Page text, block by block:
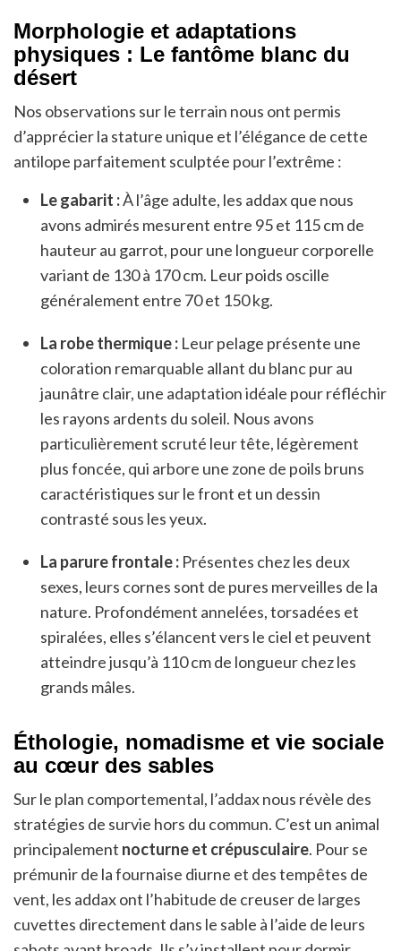
Morphologie et adaptations
physiques : Le fantôme blanc du
désert
Nos observations sur le terrain nous ont permis
d’apprécier la stature unique et l’élégance de cette
antilope parfaitement sculptée pour l’extrême :
Le gabarit :À l’âge adulte, les addax que nous
avons admirés mesurent entre 95 et 115 cm de
hauteur au garrot, pour une longueur corporelle
variant de 130 à 170 cm. Leur poids oscille
généralement entre 70 et 150 kg.
La robe thermique : Leur pelage présente une
coloration remarquable allant du blanc pur au
jaunâtre clair, une adaptation idéale pour réfléchir
les rayons ardents du soleil. Nous avons
particulièrement scruté leur tête, légèrement
plus foncée, qui arbore une zone de poils bruns
caractéristiques sur le front et un dessin
contrasté sous les yeux.
La parure frontale : Présentes chez les deux
sexes, leurs cornes sont de pures merveilles de la
nature. Profondément annelées, torsadées et
spiralées, elles s’élancent vers le ciel et peuvent
atteindre jusqu’à 110 cm de longueur chez les
grands mâles.
Éthologie, nomadisme et vie sociale
au cœur des sables
Sur le plan comportemental, l’addax nous révèle des
stratégies de survie hors du commun. C’est un animal
principalement nocturne et crépusculaire. Pour se
prémunir de la fournaise diurne et des tempêtes de
vent, les addax ont l’habitude de creuser de larges
cuvettes directement dans le sable à l’aide de leurs